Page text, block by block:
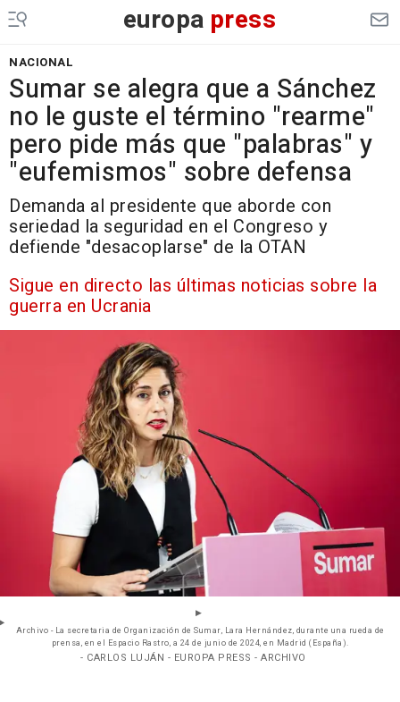
europa press
NACIONAL
Sumar se alegra que a Sánchez
no le guste el término "rearme"
pero pide más que "palabras" y
"eufemismos" sobre defensa
Demanda al presidente que aborde con
seriedad la seguridad en el Congreso y
defiende "desacoplarse" de la OTAN
Sigue en directo las últimas noticias sobre la
guerra en Ucrania
Archivo - La secretaria de Organización de Sumar, Lara Hernández, durante una rueda de
prensa, en el Espacio Rastro, a 24 de junio de 2024, en Madrid (España).
- CARLOS LUJÁN - EUROPA PRESS - ARCHIVO